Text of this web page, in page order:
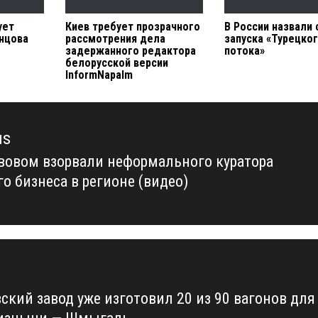
Киев требует прозрачного
рассмотрения дела
задержанного редактора
белорусской версии
InformNapalm
В России назвали
запуска
потока»
взорвали неформального куратора
бизнеса в регионе (видео)
завод уже изготовил 20 из 90 вагонов для